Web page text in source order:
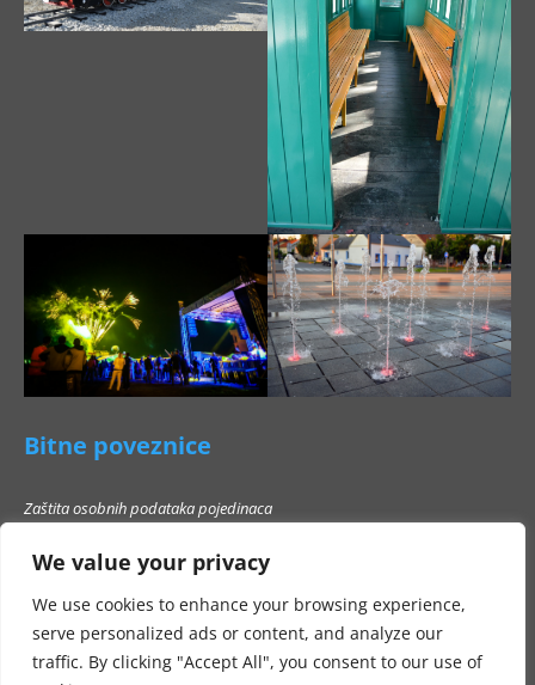
We value your privacy
We use cookies to enhance your browsing experience,
serve personalized ads or content, and analyze our
traffic. By clicking "Accept All", you consent to our use of
Bitne poveznice
Zaštita osobnih podataka pojedinaca
Popis poslovnih subjekata s kojima Grad Beli Manastir ne smije stupati u